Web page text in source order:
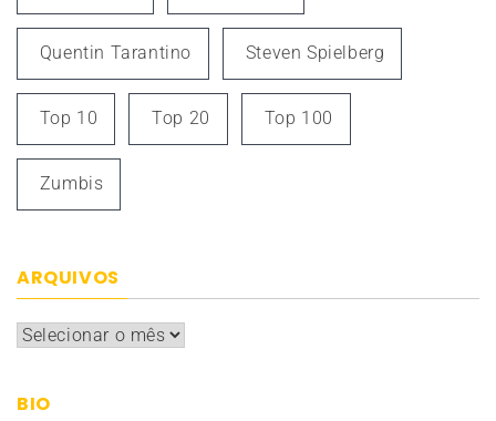
Quentin Tarantino Steven Spielberg
Top 10 Top 20 Top 100
Zumbis
ARQUIVOS
Arquivos
BIO